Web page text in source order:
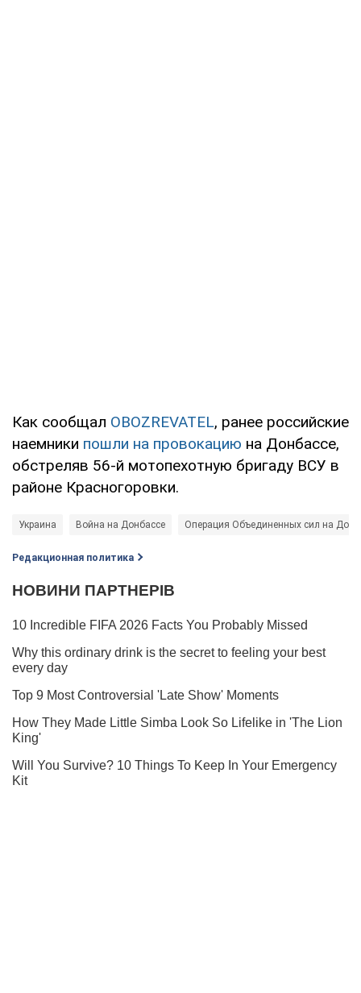
Как сообщал OBOZREVATEL, ранее российские
наемники пошли на провокацию на Донбассе,
обстреляв 56-й мотопехотную бригаду ВСУ в
районе Красногоровки.
Украина Война на Донбассе Операция Объединенных сил на
Редакционная политика